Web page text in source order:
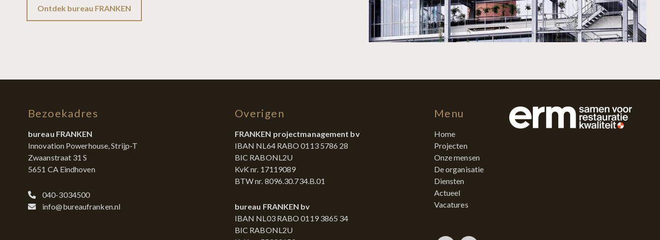
Ontdek bureau FRANKEN
Bezoekadres
bureau FRANKEN
Innovation Powerhouse, Strijp-T
Zwaanstraat 31 S
5651 CA Eindhoven
040-3034500
info@bureaufranken.nl
Overigen
FRANKEN projectmanagement bv
IBAN NL64 RABO 0113 5786 28
BIC RABONL2U
KvK nr. 17119089
BTW nr. 8096.30.734.B.01
bureau FRANKEN bv
IBAN NL03 RABO 0119 3865 34
BIC RABONL2U
Menu
Home
Projecten
Onze mensen
De organisatie
Diensten
Actueel
Vacatures